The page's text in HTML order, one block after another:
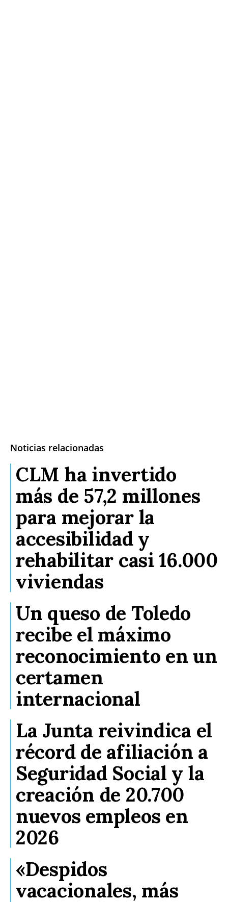
Noticias relacionadas
CLM ha invertido
más de 57,2 millones
para mejorar la
accesibilidad y
rehabilitar casi 16.000
viviendas
Un queso de Toledo
recibe el máximo
reconocimiento en un
certamen
internacional
La Junta reivindica el
récord de afiliación a
Seguridad Social y la
creación de 20.700
nuevos empleos en
2026
«Despidos
vacacionales, más